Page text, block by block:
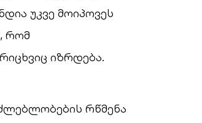
უკვე მოიპოვეს
რომ
იზრდება.
რწმენა